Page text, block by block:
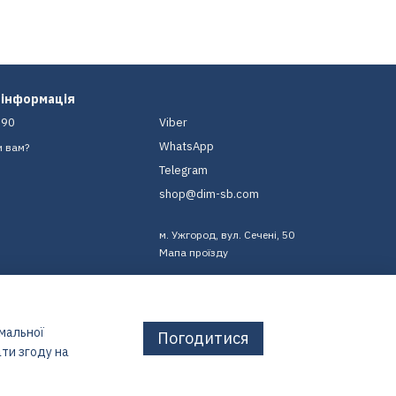
вам?
Viber
WhatsApp
Telegram
shop@dim-sb.com
м. Ужгород, вул. Сечені, 50
Мапа проїзду
згоду на
Погодитися